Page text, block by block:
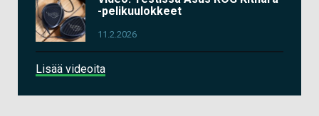
-pelikuulokkeet
11.2.2026
Lisää videoita